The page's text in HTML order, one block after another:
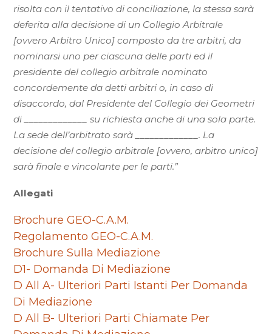
risolta con il tentativo di conciliazione, la stessa sarà
deferita alla decisione di un Collegio Arbitrale
[ovvero Arbitro Unico] composto da tre arbitri, da
nominarsi uno per ciascuna delle parti ed il
presidente del collegio arbitrale nominato
concordemente da detti arbitri o, in caso di
disaccordo, dal Presidente del Collegio dei Geometri
di _____________ su richiesta anche di una sola parte.
La sede dell’arbitrato sarà _____________. La
decisione del collegio arbitrale [ovvero, arbitro unico]
sarà finale e vincolante per le parti.”
Allegati
Brochure GEO-C.A.M.
Regolamento GEO-C.A.M.
Brochure Sulla Mediazione
D1- Domanda Di Mediazione
D All A- Ulteriori Parti Istanti Per Domanda
Di Mediazione
D All B- Ulteriori Parti Chiamate Per